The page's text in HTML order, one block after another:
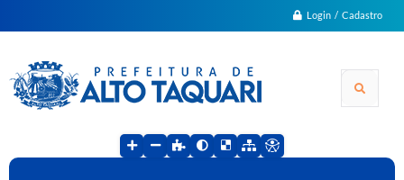
Login / Cadastro